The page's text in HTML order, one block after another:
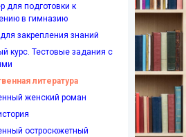
для подготовки к
в гимназию
закрепления знаний
курс. Тестовые задания с
литература
женский роман
остросюжетный